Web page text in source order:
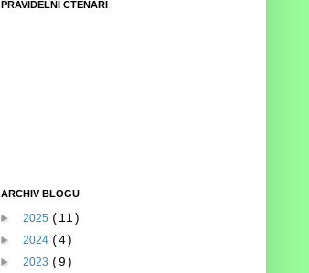
PRAVIDELNÍ ČTENÁŘI
ARCHIV BLOGU
► 2025 (11)
► 2024 (4)
► 2023 (9)